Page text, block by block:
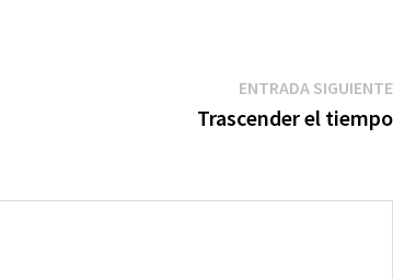
ENTRADA SIGUIENTE
Trascender el tiempo